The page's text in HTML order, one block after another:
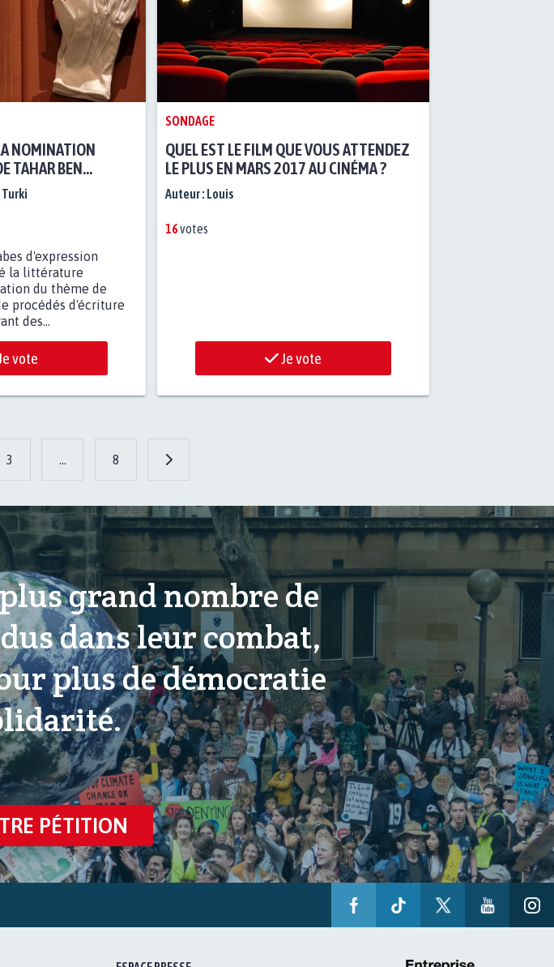
NOMINATION
TAHAR BEN
MEMMI AU PRIX
d'expression
la littérature
du thème de
procédés d'écriture
des...
vote
SONDAGE
QUEL EST LE FILM QUE VOUS ATTENDEZ
LE PLUS EN MARS 2017 AU CINÉMA ?
Auteur : Louis
16votes
Je vote
3 ... 8
grand nombre de
dans leur combat,
plus de démocratie
PÉTITION